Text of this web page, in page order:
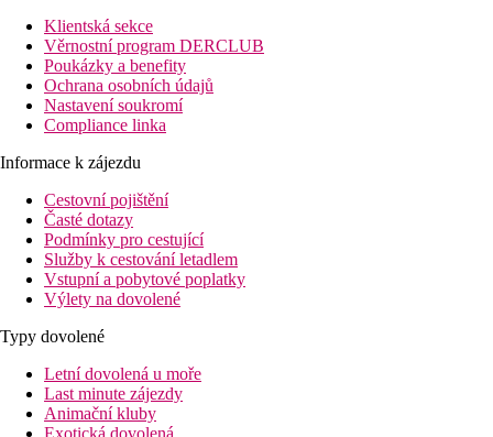
Klientská sekce
Věrnostní program DERCLUB
Poukázky a benefity
Ochrana osobních údajů
Nastavení soukromí
Compliance linka
Informace k zájezdu
Cestovní pojištění
Časté dotazy
Podmínky pro cestující
Služby k cestování letadlem
Vstupní a pobytové poplatky
Výlety na dovolené
Typy dovolené
Letní dovolená u moře
Last minute zájezdy
Animační kluby
Exotická dovolená